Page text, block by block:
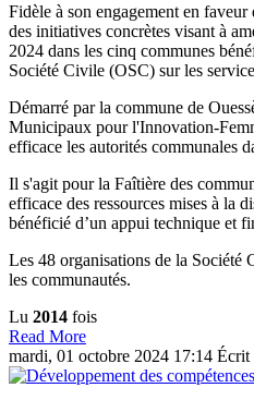
Fidèle à son engagement en
des initiatives concrètes visant à
2024 dans les cinq communes
Société Civile (OSC) sur les
Démarré par la commune de
Municipaux pour l'Innovation-
efficace les autorités communales
Il s'agit pour la Faîtière des
efficace des ressources mises à la
bénéficié d’un appui technique et
Les 48 organisations de la Société
les communautés.
Lu 2014 fois
Read More
mardi, 01 octobre 2024 17:14 Écrit